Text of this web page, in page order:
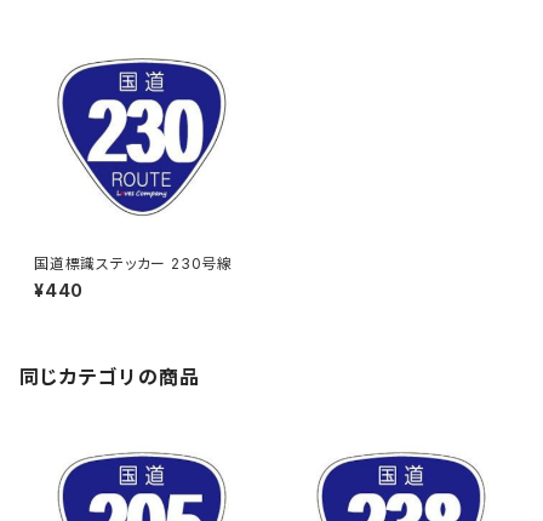
国道標識ステッカー 230号線
¥440
同じカテゴリの商品